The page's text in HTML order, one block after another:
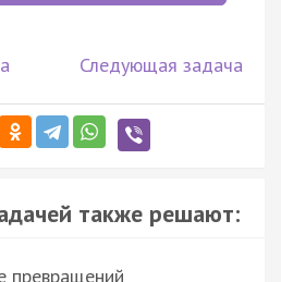
Следующая задача
также решают:
превращений